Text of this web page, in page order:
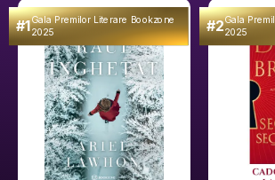
#1Gala Premilor Literare Bookzone
2025
#2Gala
2025